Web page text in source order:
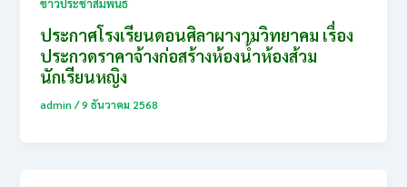
ข่าวประชาสัมพันธ์
ประกาศโรงเรียนดอนศิลาผางามวิทยาคม เรื่อง
ประกวดราคาจ้างก่อสร้างห้องน้ำห้องส้วม
นักเรียนหญิง
admin/9 ธันวาคม 2568